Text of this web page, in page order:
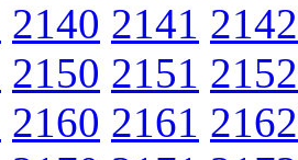
2140 2141 2142
2150 2151 2152
2160 2161 2162